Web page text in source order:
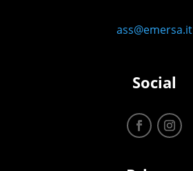
ass@emersa.it
Social